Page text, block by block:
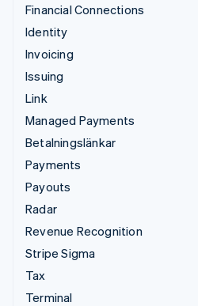
Financial Connections
Identity
Invoicing
Issuing
Link
Managed Payments
Betalningslänkar
Payments
Payouts
Radar
Revenue Recognition
Stripe Sigma
Tax
Terminal